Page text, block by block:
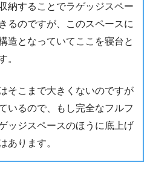
納することでラゲッジスペー
るのですが、このスペースに
造となっていてここを寝台と
。
そこまで大きくないのですが
いるので、もし完全なフルフ
ッジスペースのほうに底上げ
あります。